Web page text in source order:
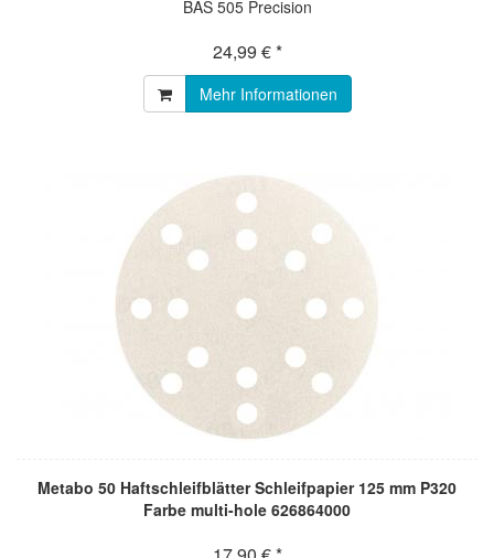
BAS 505 Precision
24,99 € *
Mehr Informationen
Metabo 50 Haftschleifblätter Schleifpapier 125 mm P320
Farbe multi-hole 626864000